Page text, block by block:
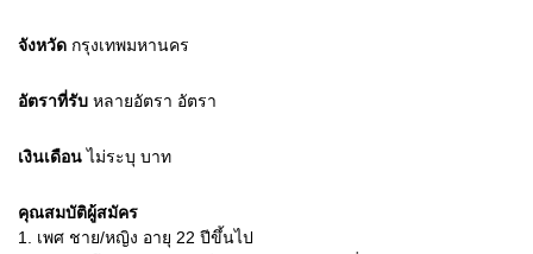
จังหวัด กรุงเทพมหานคร
อัตราที่รับ หลายอัตรา อัตรา
เงินเดือนไม่ระบุ บาท
คุณสมบัติผู้สมัคร
1.
เพศ ชาย/หญิง อายุ 22 ปีขึ้นไป